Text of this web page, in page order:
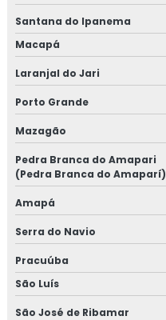
Santana do Ipanema
Macapá
Laranjal do Jari
Porto Grande
Mazagão
Pedra Branca do Amapari
(Pedra Branca do Amaparí)
Amapá
Serra do Navio
Pracuúba
São Luís
São José de Ribamar